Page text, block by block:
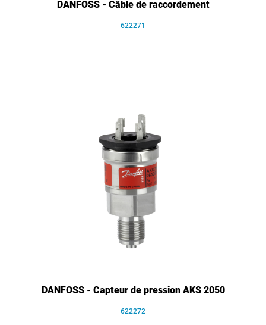
DANFOSS - Câble de raccordement
622271
DANFOSS - Capteur de pression AKS 2050
622272